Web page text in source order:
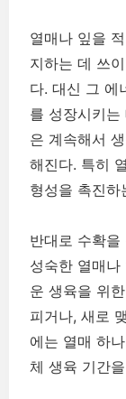
열매나 잎을
지하는 데 쓰
다. 대신 그 에
를 성장시키
은 계속해서
해진다. 특히
형성을 촉진
반대로 수확을
성숙한 열매
운 생육을 위
피거나, 새로
에는 열매 하
체 생육 기간